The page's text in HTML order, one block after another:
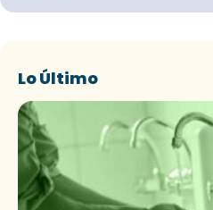
Lo Último